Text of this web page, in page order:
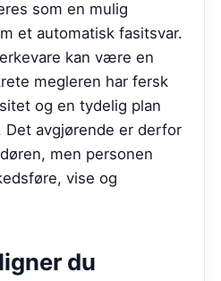
som en mulig
et automatisk fasitsvar.
kan være en
megleren har fersk
og en tydelig plan
Det avgjørende er derfor
men personen
vise og
du